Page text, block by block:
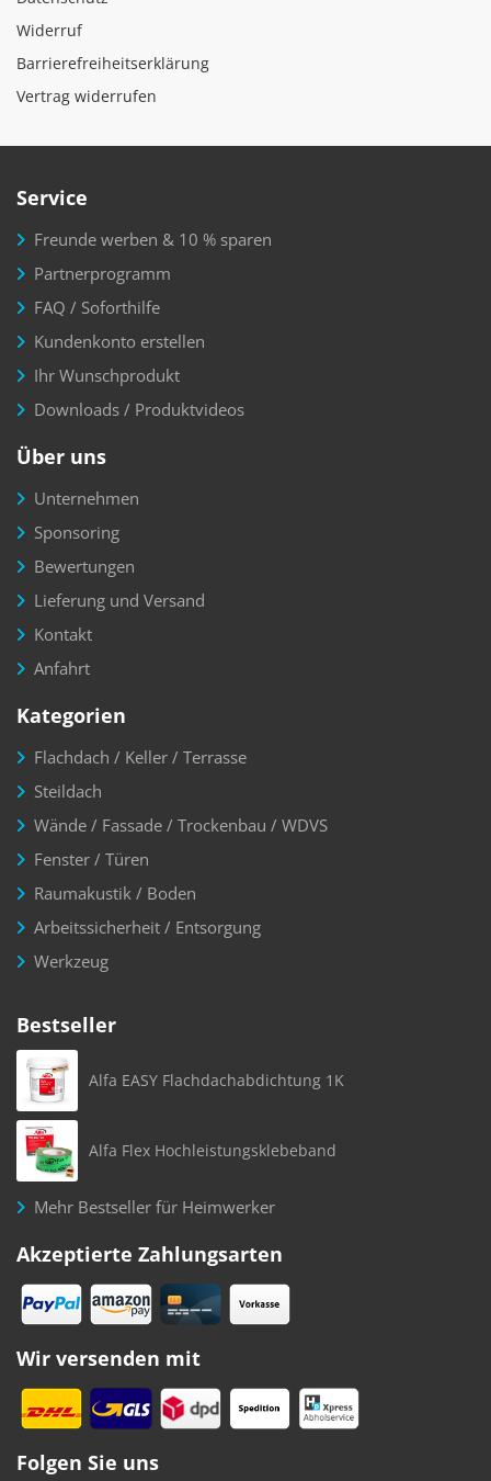
Widerruf
Barrierefreiheitserklärung
Vertrag widerrufen
Service
Freunde werben & 10 % sparen
Partnerprogramm
FAQ / Soforthilfe
Kundenkonto erstellen
Ihr Wunschprodukt
Downloads / Produktvideos
Über uns
Unternehmen
Sponsoring
Bewertungen
Lieferung und Versand
Kontakt
Anfahrt
Kategorien
Flachdach / Keller / Terrasse
Steildach
Wände / Fassade / Trockenbau / WDVS
Fenster / Türen
Raumakustik / Boden
Arbeitssicherheit / Entsorgung
Werkzeug
Bestseller
Alfa EASY Flachdachabdichtung 1K
Alfa Flex Hochleistungsklebeband
Mehr Bestseller für Heimwerker
Akzeptierte Zahlungsarten
Wir versenden mit
Folgen Sie uns